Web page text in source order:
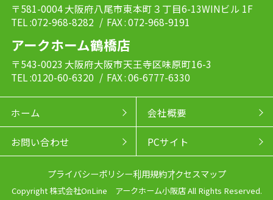
〒581-0004 大阪府八尾市東本町３丁目6-13WINビル 1F
TEL :072-968-8282 / FAX : 072-968-9191
アークホーム鶴橋店
〒543-0023 大阪府大阪市天王寺区味原町16-3
TEL :0120-60-6320 / FAX : 06-6777-6330
ホーム 会社概要
お問い合わせ PCサイト
プライバシーポリシー利用規約アクセスマップ
Copyright 株式会社OnLine アークホーム小阪店 All Rights Reserved.